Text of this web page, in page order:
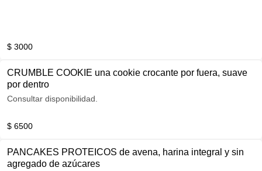
$ 3000
CRUMBLE COOKIE una cookie crocante por fuera, suave
por dentro
Consultar disponibilidad.
$ 6500
PANCAKES PROTEICOS de avena, harina integral y sin
agregado de azúcares